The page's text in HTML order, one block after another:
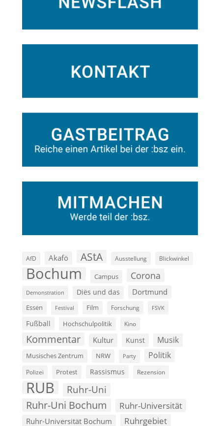
AfD Akafö AStA Ausstellung Blickwinkel
Bochum Campus Corona
Demonstration Diës und das Dortmund
Essen Festival Film Forschung FSVK
Fußball Hochschulpolitik Kino
Kommentar Kultur Kunst Musik
Musisches Zentrum NRW Party Politik
Polizei Protest Rassismus Rezension
RUB Ruhr-Uni
Ruhr-Uni Bochum Ruhr-Universität
Ruhr-Universität Bochum Ruhrgebiet